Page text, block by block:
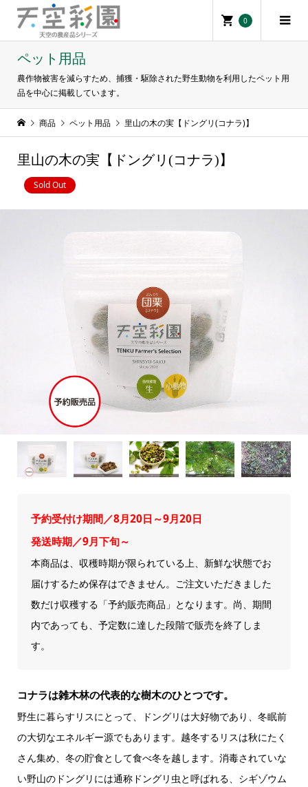
0
ペット用品
農作物被害を減らすため、捕獲・駆除された野生動物を利用したペット用
品を中心に掲載しています。
商品 ペット用品 里山の木の実【ドングリ(コナラ)】
里山の木の実【ドングリ(コナラ)】
Sold Out
予約受付け期間／8月20日～9月20日
発送時期／9月下旬～
本商品は、収穫時期が限られている上、新鮮な状態でお
届けするため保存はできません。ご注文いただきました
数だけ収穫する「予約販売商品」となります。尚、期間
内であっても、予定数に達した段階で販売を終了しま
す。
コナラは雑木林の代表的な樹木のひとつです。
野生に暮らすリスにとって、ドングリは大好物であり、冬眠前
の大切なエネルギー源でもあります。越冬するリスは秋にたく
さん集め、冬の貯食として食べ冬を越します。消毒されていな
い野山のドングリには通称ドングリ虫と呼ばれる、シギゾウム